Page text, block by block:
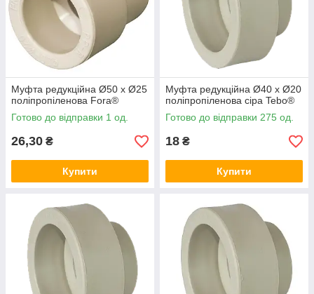
Муфта редукційна Ø50 х Ø25
поліпропіленова Fora®
Готово до відправки 1 од.
26,30 ₴
Купити
Муфта редукційна Ø40 х Ø20
поліпропіленова сіра Tebo®
Готово до відправки 275 од.
18 ₴
Купити